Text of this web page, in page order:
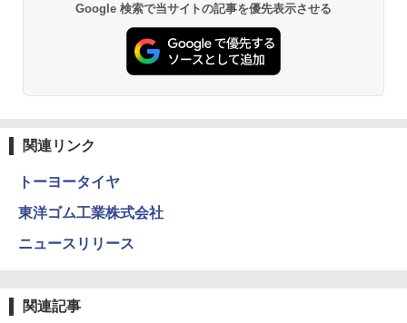
Google 検索で当サイトの記事を優先表示させる
関連リンク
トーヨータイヤ
東洋ゴム工業株式会社
ニュースリリース
関連記事